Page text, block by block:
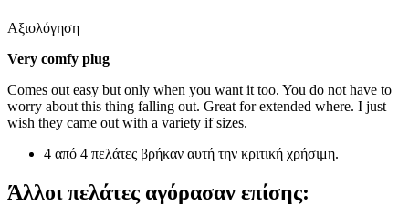
Αξιολόγηση
Very comfy plug
Comes out easy but only when you want it too. You do not have to
worry about this thing falling out. Great for extended where. I just
wish they came out with a variety if sizes.
4 από 4 πελάτες βρήκαν αυτή την κριτική χρήσιμη.
Άλλοι πελάτες αγόρασαν επίσης: